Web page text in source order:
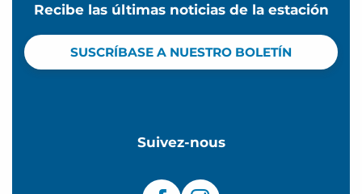
Recibe las últimas noticias de la estación
SUSCRÍBASE A NUESTRO BOLETÍN
Suivez-nous